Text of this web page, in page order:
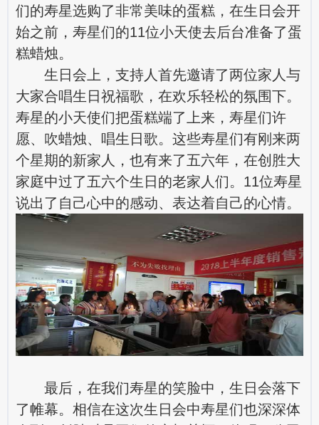
们的寿星选购了非常美味的蛋糕，在生日会开
始之前，寿星们的11位小天使去后台准备了蛋
糕蜡烛。
生日会上，支持人首先邀请了两位家人与
大家合唱生日祝福歌，在欢乐轻松的氛围下。
寿星的小天使们把蛋糕端了上来，寿星们许
愿、吹蜡烛、唱生日歌。这些寿星们有刚来两
个星期的新家人，也有来了五六年，在创胜大
家庭中过了五六个生日的老家人们。11位寿星
说出了自己心中的感动、表达着自己的心情。
最后，在我们寿星的笑脸中，生日会落下
了帷幕。相信在这次生日会中寿星们也深深体